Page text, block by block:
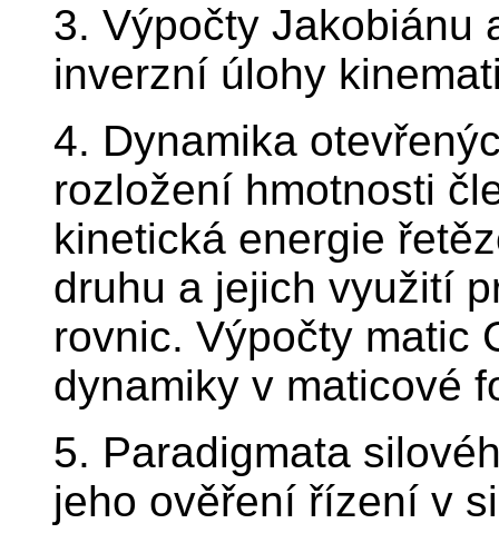
3. Výpočty Jakobiánu
inverzní úlohy
4. Dynamika
rozložení hmotnosti
kinetická energie
druhu a jejich využití
rovnic. Výpočty matic
dynamiky v maticové
5. Paradigmata
jeho ověření řízení v